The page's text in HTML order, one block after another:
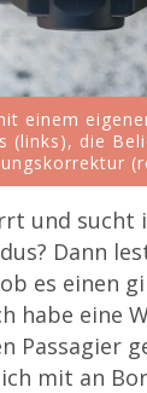
einem
(links), die
und sucht
Dann
es einen
habe eine
Passagier
mit an